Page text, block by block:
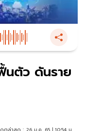
นตัว ดันราย